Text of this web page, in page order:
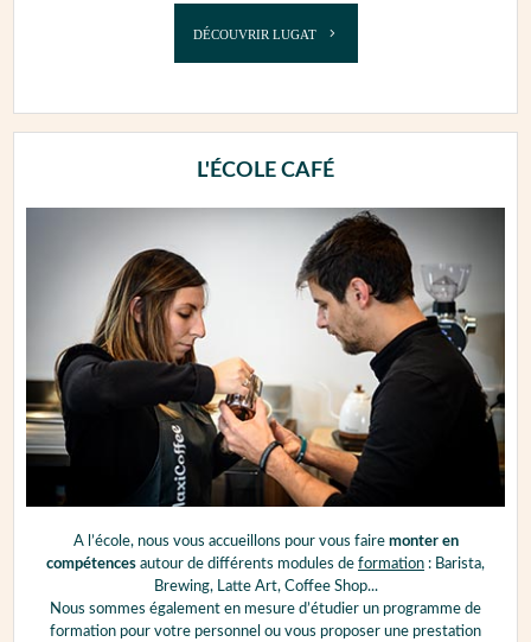
DÉCOUVRIR LUGAT
L'ÉCOLE CAFÉ
A l’école, nous vous accueillons pour vous faire monter en
compétences autour de différents modules de formation : Barista,
Brewing, Latte Art, Coffee Shop...
Nous sommes également en mesure d’étudier un programme de
formation pour votre personnel ou vous proposer une prestation